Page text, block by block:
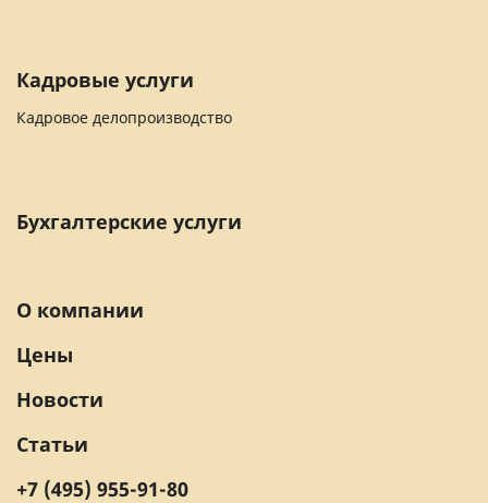
Кадровые услуги
Кадровое делопроизводство
Бухгалтерские услуги
+7 (495) 955-91-80
О компании
Цены
Новости
Статьи